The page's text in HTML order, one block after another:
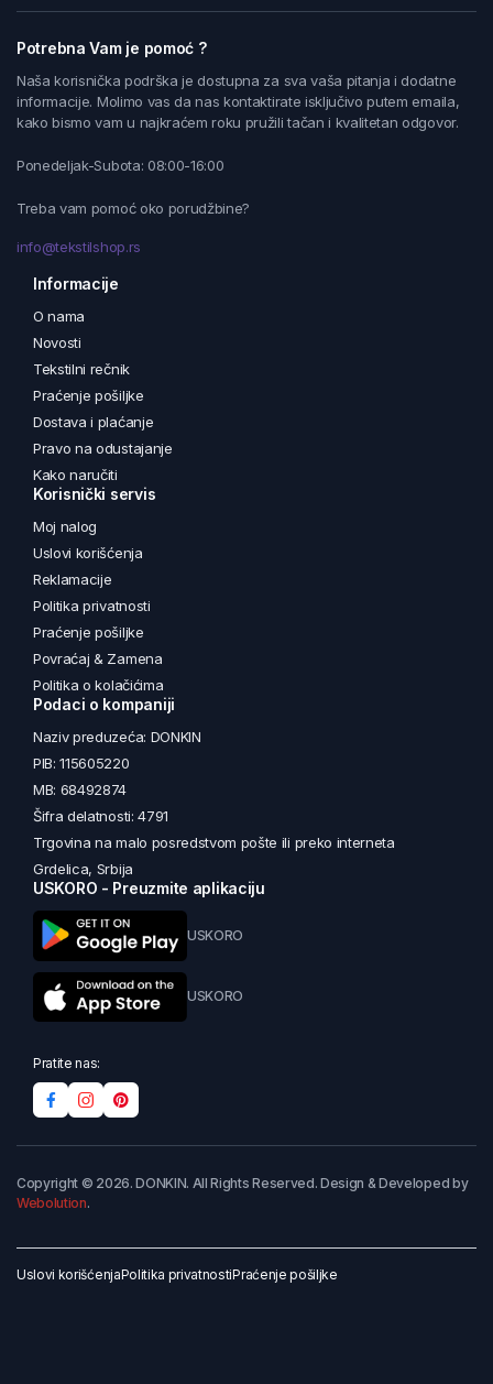
Potrebna Vam je pomoć ?
Naša korisnička podrška je dostupna za sva vaša pitanja i dodatne
informacije. Molimo vas da nas kontaktirate isključivo putem emaila,
kako bismo vam u najkraćem roku pružili tačan i kvalitetan odgovor.
Ponedeljak-Subota: 08:00-16:00
Treba vam pomoć oko porudžbine?
info@tekstilshop.rs
Informacije
O nama
Novosti
Tekstilni rečnik
Praćenje pošiljke
Dostava i plaćanje
Pravo na odustajanje
Kako naručiti
Korisnički servis
Moj nalog
Uslovi korišćenja
Reklamacije
Politika privatnosti
Praćenje pošiljke
Povraćaj & Zamena
Politika o kolačićima
Podaci o kompaniji
Naziv preduzeća: DONKIN
PIB: 115605220
MB: 68492874
Šifra delatnosti: 4791
Trgovina na malo posredstvom pošte ili preko interneta
Grdelica, Srbija
USKORO - Preuzmite aplikaciju
USKORO
USKORO
Pratite nas:
Copyright © 2026. DONKIN. All Rights Reserved. Design & Developed by
Webolution.
Uslovi korišćenjaPolitika privatnostiPraćenje pošiljke